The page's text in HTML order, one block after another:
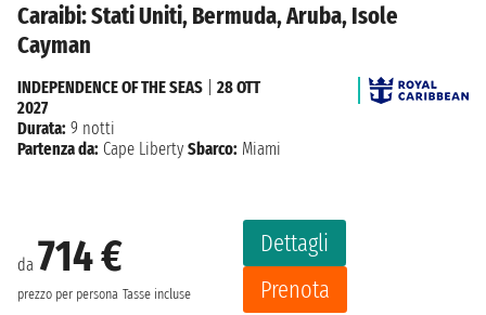
Caraibi: Stati Uniti, Bermuda, Aruba, Isole
Cayman
da 714 €
prezzo per persona Tasse incluse
Dettagli
Prenota
INDEPENDENCE OF THE SEAS
28 OTT
2027
Durata: 9 notti
Partenza da: Cape Liberty Sbarco: Miami